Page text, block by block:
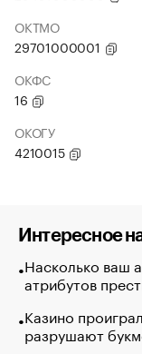
ОКТМО
29701000001
ОКФС
16
ОКОГУ
4210015
Интересное
Насколько ваш
атрибутов
Казино
разрушают